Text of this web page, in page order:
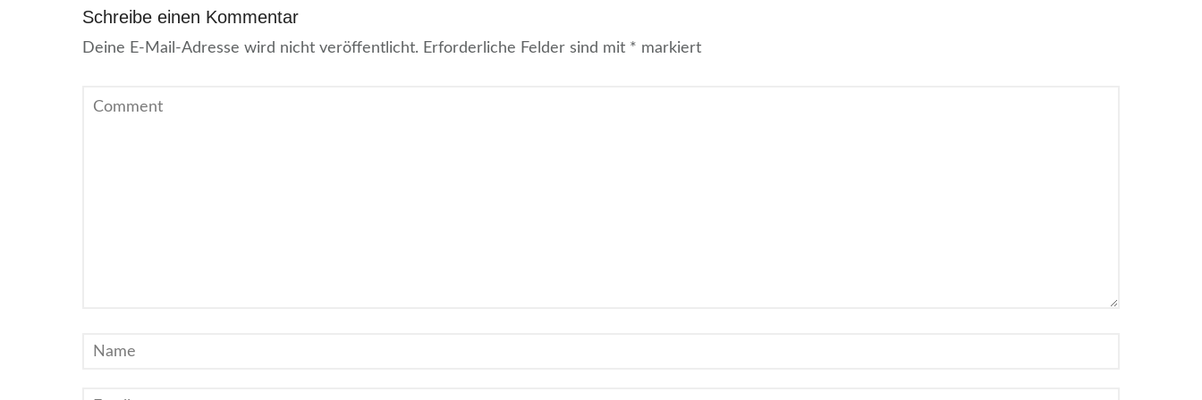
Schreibe einen Kommentar
Deine E-Mail-Adresse wird nicht veröffentlicht. Erforderliche Felder sind mit * markiert